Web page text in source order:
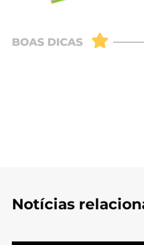
Notícias